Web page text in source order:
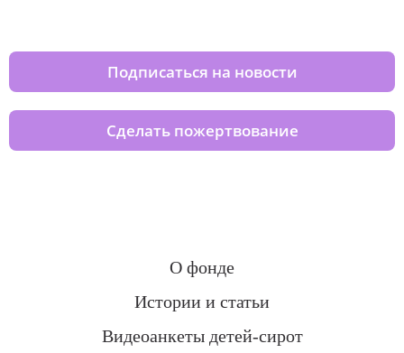
Подписаться на новости
Сделать пожертвование
О фонде
Истории и статьи
Видеоанкеты детей-сирот